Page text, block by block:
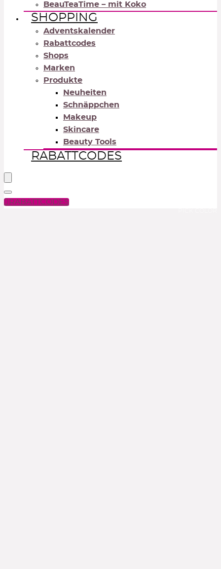
BeauTeaTime – mit Koko
SHOPPING
Adventskalender
Rabattcodes
Shops
Marken
Produkte
Neuheiten
Schnäppchen
Makeup
Skincare
Beauty Tools
RABATTCODES
RABATTCODES